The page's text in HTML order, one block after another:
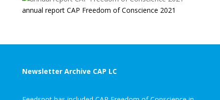
annual report CAP Freedom of Conscience 2021
Newsletter Archive CAP LC